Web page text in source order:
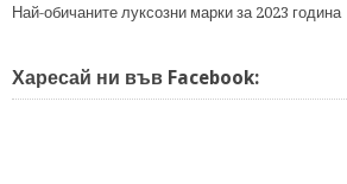
Най-обичаните луксозни марки за 2023 година
Харесай ни във Facebook: